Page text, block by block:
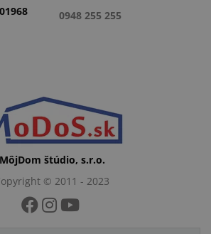
0948 255 255
MôjDom štúdio, s.r.o.
© 2011 - 2023